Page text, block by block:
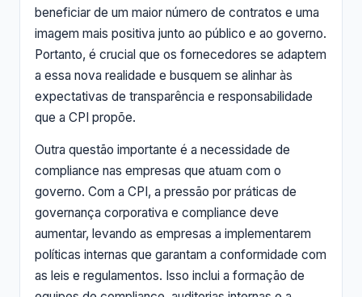
beneficiar de um maior número de contratos e uma
imagem mais positiva junto ao público e ao governo.
Portanto, é crucial que os fornecedores se adaptem
a essa nova realidade e busquem se alinhar às
expectativas de transparência e responsabilidade
que a CPI propõe.
Outra questão importante é a necessidade de
compliance nas empresas que atuam com o
governo. Com a CPI, a pressão por práticas de
governança corporativa e compliance deve
aumentar, levando as empresas a implementarem
políticas internas que garantam a conformidade com
as leis e regulamentos. Isso inclui a formação de